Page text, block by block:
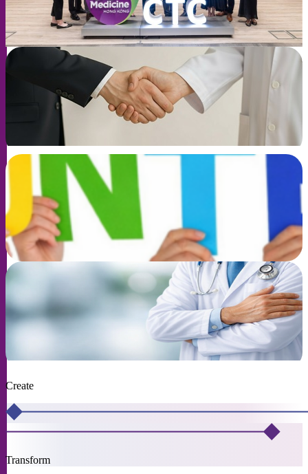
办者
与中大临床研究中心合作
了解更多
登记成为志愿者参与临床研究
了解更多
护人员
临床研究支援与服务
了解更多
Create
Transform